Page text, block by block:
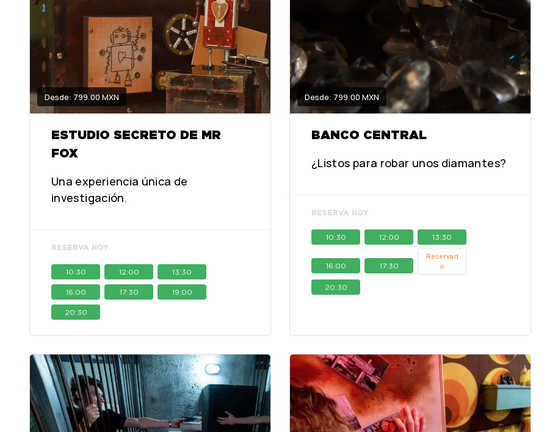
Desde: 799.00 MXN
ESTUDIO SECRETO DE MR
FOX
Una experiencia única de
investigación.
RESERVA HOY
10:30 12:00 13:30
16:00 17:30 19:00
20:30
Desde: 799.00 MXN
BANCO CENTRAL
¿Listos para robar unos diamantes?
RESERVA HOY
10:30 12:00 13:30
16:00 17:30
Reservad
o
20:30